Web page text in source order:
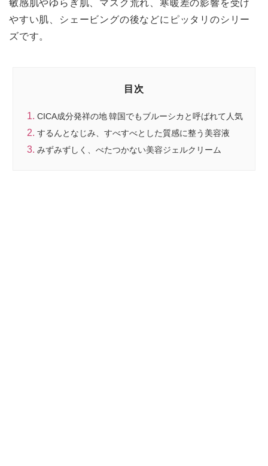
やすい肌、シェービングの後などにピッタリのシリー
ズです。
目次
CICA成分発祥の地 韓国でもブルーシカと呼ばれて人気
するんとなじみ、すべすべとした質感に整う美容液
みずみずしく、べたつかない美容ジェルクリーム